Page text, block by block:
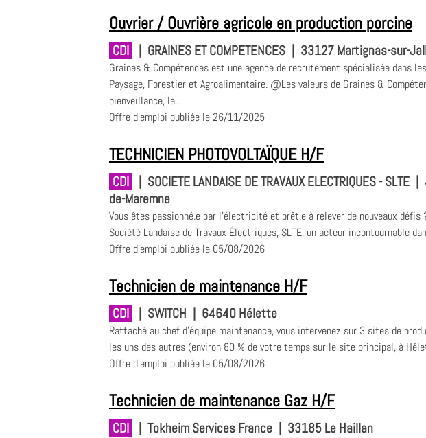
Ouvrier / Ouvrière agricole en production porcine
CDI | GRAINES ET COMPETENCES | 33127 Martignas-sur-
Graines & Compétences est une agence de recrutement spécialisée dans
Paysage, Forestier et Agroalimentaire. @Les valeurs de Graines &
bienveillance, la...
Offre d'emploi publiée le 26/11/2025
TECHNICIEN PHOTOVOLTAÏQUE H/F
CDI | SOCIETE LANDAISE DE TRAVAUX ELECTRIQUES - SLTE |
de-Maremne
Vous êtes passionné.e par l’électricité et prêt.e à relever de nouveaux défis
Société Landaise de Travaux Électriques, SLTE, un acteur incontournable
Offre d'emploi publiée le 05/08/2026
Technicien de maintenance H/F
CDI | SWITCH | 64640 Hélette
Rattaché au chef d'équipe maintenance, vous intervenez sur 3 sites de
les uns des autres (environ 80 % de votre temps sur le site principal, à
Offre d'emploi publiée le 05/08/2026
Technicien de maintenance Gaz H/F
CDI | Tokheim Services France | 33185 Le Haillan